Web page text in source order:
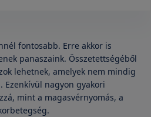
fontosabb. Erre akkor is
panaszaink. Összetettségéből
lehetnek, amelyek nem mindig
Ezenkívül nagyon gyakori
mint a magasvérnyomás, a